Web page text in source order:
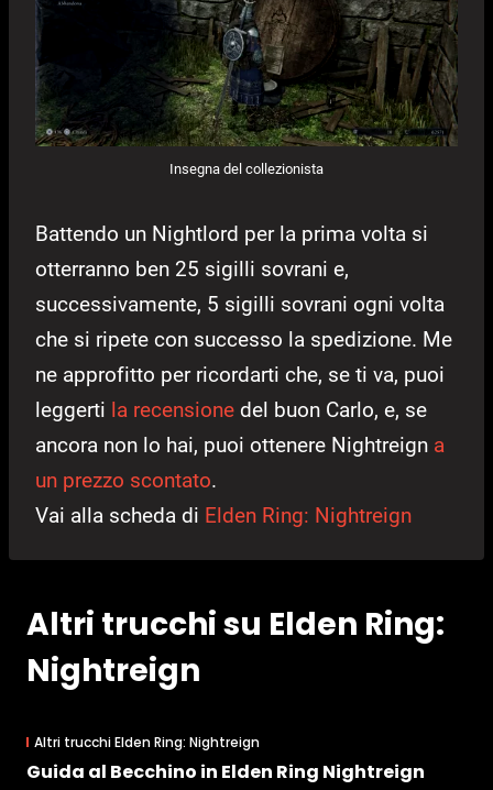
Insegna del collezionista
Battendo un Nightlord per la prima volta si
otterranno ben 25 sigilli sovrani e,
successivamente, 5 sigilli sovrani ogni volta
che si ripete con successo la spedizione. Me
ne approfitto per ricordarti che, se ti va, puoi
leggerti la recensione del buon Carlo, e, se
ancora non lo hai, puoi ottenere Nightreign a
un prezzo scontato.
Vai alla scheda di Elden Ring: Nightreign
Altri trucchi su Elden Ring:
Nightreign
Altri trucchi Elden Ring: Nightreign
Guida al Becchino in Elden Ring Nightreign